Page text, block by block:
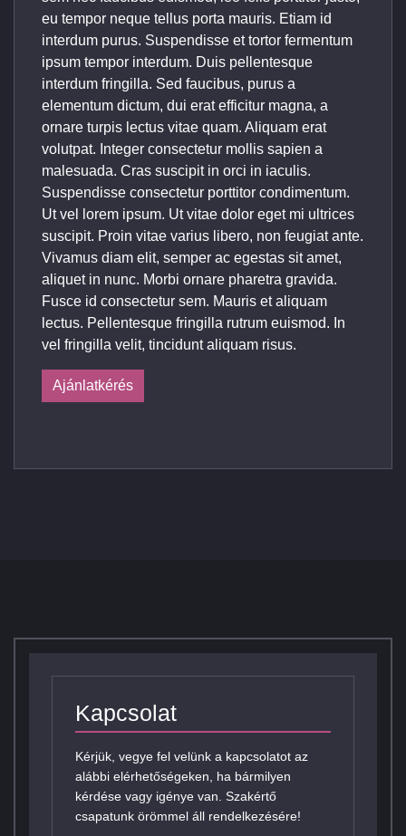
eu tempor neque tellus porta mauris. Etiam id
interdum purus. Suspendisse et tortor fermentum
ipsum tempor interdum. Duis pellentesque
interdum fringilla. Sed faucibus, purus a
elementum dictum, dui erat efficitur magna, a
ornare turpis lectus vitae quam. Aliquam erat
volutpat. Integer consectetur mollis sapien a
malesuada. Cras suscipit in orci in iaculis.
Suspendisse consectetur porttitor condimentum.
Ut vel lorem ipsum. Ut vitae dolor eget mi ultrices
suscipit. Proin vitae varius libero, non feugiat ante.
Vivamus diam elit, semper ac egestas sit amet,
aliquet in nunc. Morbi ornare pharetra gravida.
Fusce id consectetur sem. Mauris et aliquam
lectus. Pellentesque fringilla rutrum euismod. In
vel fringilla velit, tincidunt aliquam risus.
Ajánlatkérés
Kapcsolat
Kérjük, vegye fel velünk a kapcsolatot az
alábbi elérhetőségeken, ha bármilyen
kérdése vagy igénye van. Szakértő
csapatunk örömmel áll rendelkezésére!